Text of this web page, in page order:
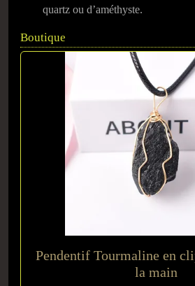
quartz ou d’améthyste.
Boutique
Pendentif Tourmaline en
la main